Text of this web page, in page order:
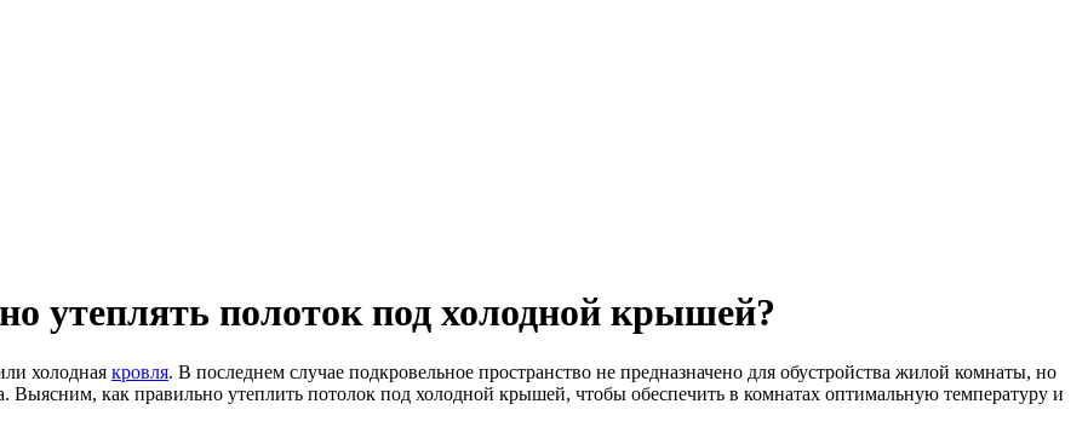
утеплять полоток под холодной крышей?
холодная кровля. В последнем случае подкровельное пространство не предназначено для обустройства жилой комнаты, но
Выясним, как правильно утеплить потолок под холодной крышей, чтобы обеспечить в комнатах оптимальную температуру и